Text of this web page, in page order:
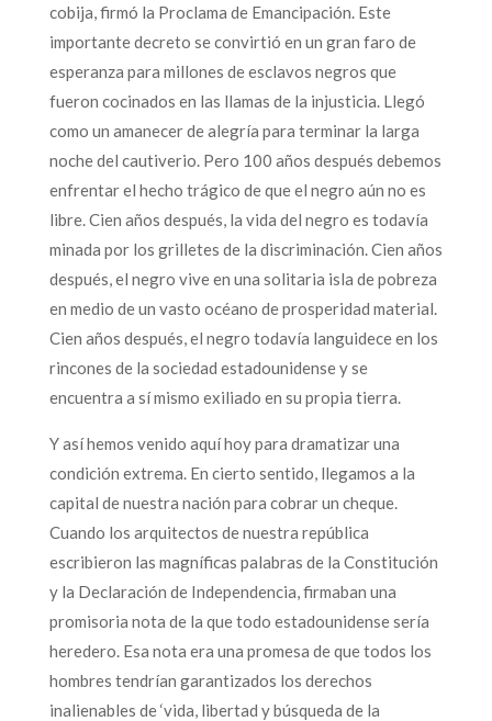
cobija, firmó la Proclama de Emancipación. Este
importante decreto se convirtió en un gran faro de
esperanza para millones de esclavos negros que
fueron cocinados en las llamas de la injusticia. Llegó
como un amanecer de alegría para terminar la larga
noche del cautiverio. Pero 100 años después debemos
enfrentar el hecho trágico de que el negro aún no es
libre. Cien años después, la vida del negro es todavía
minada por los grilletes de la discriminación. Cien años
después, el negro vive en una solitaria isla de pobreza
en medio de un vasto océano de prosperidad material.
Cien años después, el negro todavía languidece en los
rincones de la sociedad estadounidense y se
encuentra a sí mismo exiliado en su propia tierra.
Y así hemos venido aquí hoy para dramatizar una
condición extrema. En cierto sentido, llegamos a la
capital de nuestra nación para cobrar un cheque.
Cuando los arquitectos de nuestra república
escribieron las magníficas palabras de la Constitución
y la Declaración de Independencia, firmaban una
promisoria nota de la que todo estadounidense sería
heredero. Esa nota era una promesa de que todos los
hombres tendrían garantizados los derechos
inalienables de ‘vida, libertad y búsqueda de la